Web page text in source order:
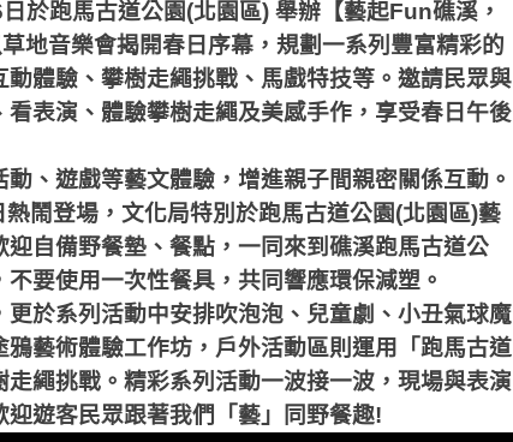
日於跑馬古道公園(北園區) 舉辦【藝起Fun礁溪，
地音樂會揭開春日序幕，規劃一系列豐富精彩的
體驗、攀樹走繩挑戰、馬戲特技等。邀請民眾與
表演、體驗攀樹走繩及美感手作，享受春日午後
、遊戲等藝文體驗，增進親子間親密關係互動。
熱鬧登場，文化局特別於跑馬古道公園(北園區)藝
自備野餐墊、餐點，一同來到礁溪跑馬古道公
要使用一次性餐具，共同響應環保減塑。
於系列活動中安排吹泡泡、兒童劇、小丑氣球魔
藝術體驗工作坊，戶外活動區則運用「跑馬古道
繩挑戰。精彩系列活動一波接一波，現場與表演
遊客民眾跟著我們「藝」同野餐趣!